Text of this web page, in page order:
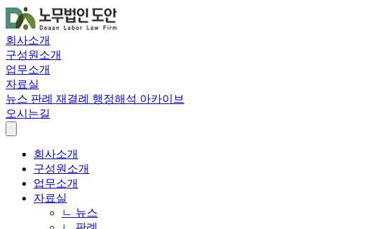
회사소개
구성원소개
업무소개
자료실
뉴스 판례 재결례 행정해석 아카이브
오시는길
회사소개
구성원소개
업무소개
자료실
ㄴ 뉴스